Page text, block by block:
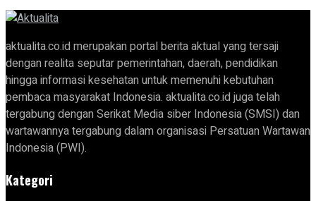
aktualita.co.id merupakan portal berita aktual yang tersaji
dengan realita seputar pemerintahan, daerah, pendidikan
hingga informasi kesehatan untuk memenuhi kebutuhan
pembaca masyarakat Indonesia. aktualita.co.id juga telah
tergabung dengan Serikat Media siber Indonesia (SMSI) dan
wartawannya tergabung dalam organisasi Persatuan Wartawan
Indonesia (PWI).
Kategori